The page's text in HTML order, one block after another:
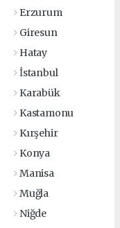
Erzurum
Giresun
Hatay
İstanbul
Karabük
Kastamonu
Kırşehir
Konya
Manisa
Muğla
Niğde